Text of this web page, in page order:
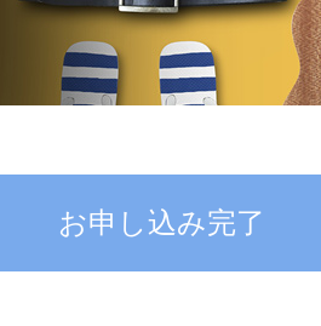
お申し込み完了